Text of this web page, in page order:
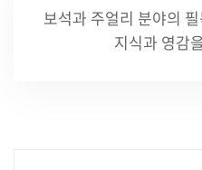
보석과 주얼리 분야의
지식과 영감